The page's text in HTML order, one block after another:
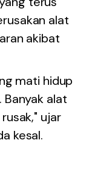
alat
akibat
mati hidup
alat
ujar
kesal.